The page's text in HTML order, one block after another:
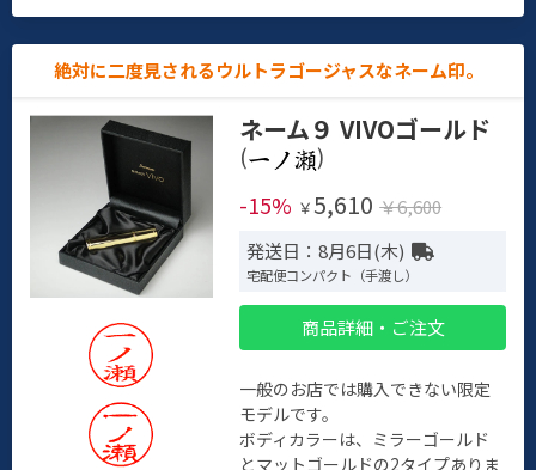
絶対に二度見されるウルトラゴージャスなネーム印。
ネーム９ VIVOゴールド
(
)
-15% ￥ 5,610 ￥6,600
発送日：8月6日(木)
宅配便コンパクト（手渡し）
商品詳細・ご注文
一般のお店では購入できない限定
モデルです。
ボディカラーは、ミラーゴールド
とマットゴールドの2タイプありま